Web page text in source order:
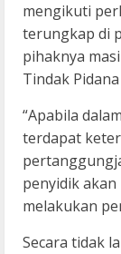
mengikuti
terungkap di
pihaknya
Tindak
“Apabila
terdapat
penyidik
melakukan
Secara tidak